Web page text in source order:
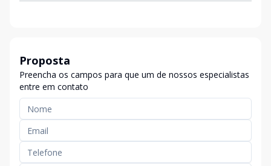
Proposta
Preencha os campos para que um de nossos especialistas
entre em contato